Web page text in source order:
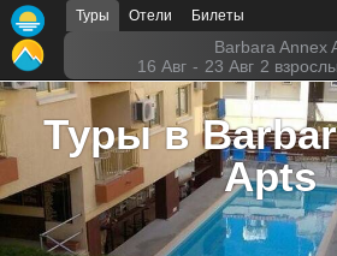
Туры Отели Билеты
Barbara Annex
16 Авг - 23 Авг 2
Туры в
Apts
Главная
Горящие туры
Туры в Турцию
Туры в Египет
Туры в ОАЭ